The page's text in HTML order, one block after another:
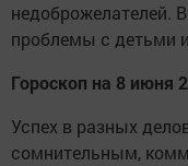
недоброжелателей.
проблемы с детьми
Гороскоп на 8 июня
Успех в разных
сомнительным,